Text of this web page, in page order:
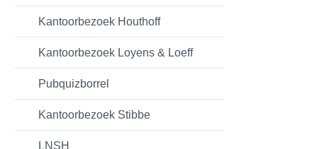
Kantoorbezoek Houthoff
Kantoorbezoek Loyens & Loeff
Pubquizborrel
Kantoorbezoek Stibbe
LNSH